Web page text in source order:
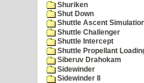
Shuriken
Shut Down
Shuttle Ascent
Shuttle Challenger
Shuttle Intercept
Shuttle Propellant
Siberuv Drahokam
Sidewinder
Sidewinder II